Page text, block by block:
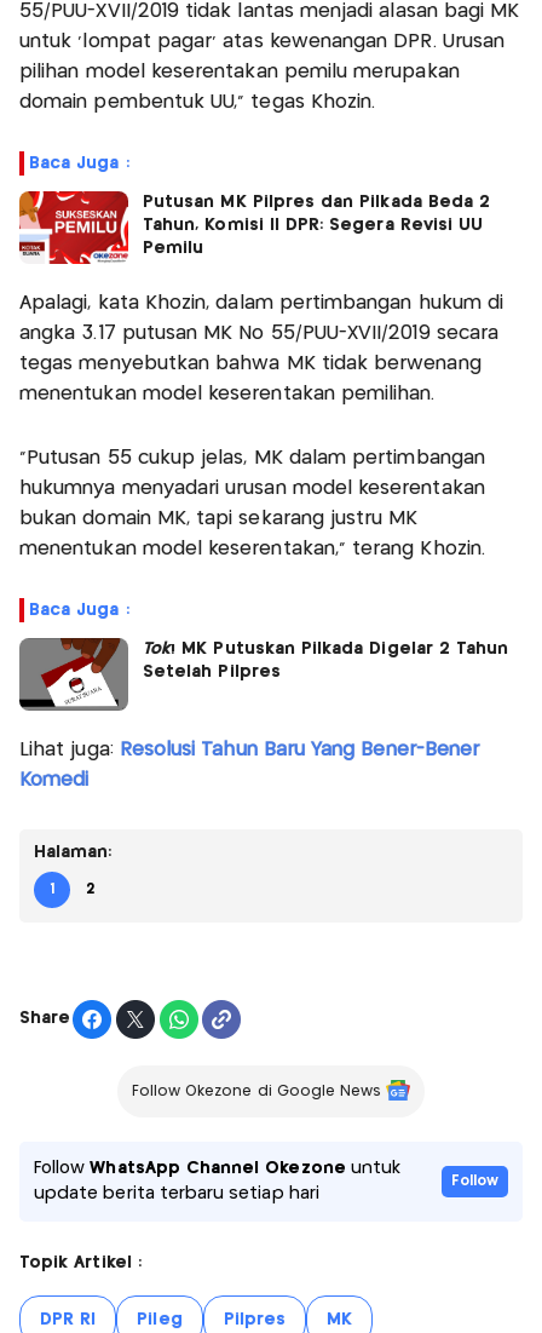
55/PUU-XVII/2019 tidak lantas menjadi alasan bagi MK
untuk 'lompat pagar' atas kewenangan DPR. Urusan
pilihan model keserentakan pemilu merupakan
domain pembentuk UU," tegas Khozin.
Baca Juga :
Putusan MK Pilpres dan Pilkada Beda 2
Tahun, Komisi II DPR: Segera Revisi UU
Pemilu
Apalagi, kata Khozin, dalam pertimbangan hukum di
angka 3.17 putusan MK No 55/PUU-XVII/2019 secara
tegas menyebutkan bahwa MK tidak berwenang
menentukan model keserentakan pemilihan.
"Putusan 55 cukup jelas, MK dalam pertimbangan
hukumnya menyadari urusan model keserentakan
bukan domain MK, tapi sekarang justru MK
menentukan model keserentakan," terang Khozin.
Baca Juga :
Tok! MK Putuskan Pilkada Digelar 2 Tahun
Setelah Pilpres
Lihat juga: Resolusi Tahun Baru Yang Bener-Bener
Komedi
Halaman:
1 2
Share
Follow Okezone di Google News
FollowWhatsApp Channel Okezone untuk
update berita terbaru setiap hari
Follow
Topik Artikel :
DPR RI Pileg Pilpres MK